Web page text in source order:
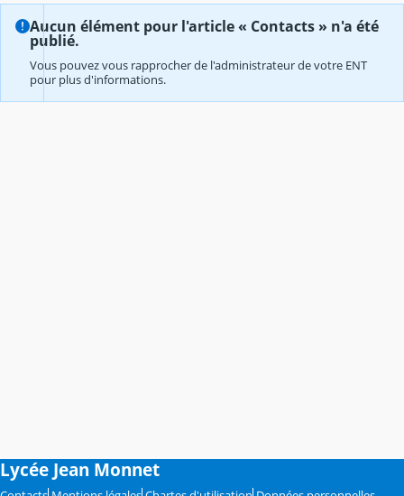
Aucun élément pour l'article « Contacts » n'a été
publié.
Vous pouvez vous rapprocher de l'administrateur de votre ENT
pour plus d'informations.
Lycée Jean Monnet